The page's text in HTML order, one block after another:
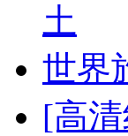
土
世界
[高